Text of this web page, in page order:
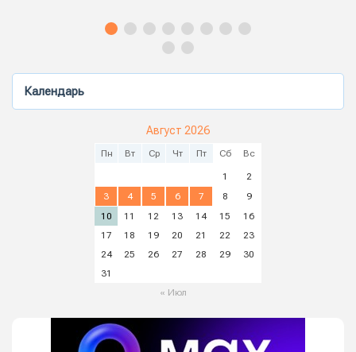
Календарь
Август 2026
Пн Вт Ср Чт Пт Сб Вс
1
2
3
4 5 6 7 8
9
10
11 12 13 14 15
16
17
18 19 20 21 22
23
24
25 26 27 28 29
30
31
« Июл